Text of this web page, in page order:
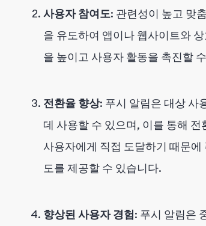
사용자 참여도: 관련성이 높고 맞
을 유도하여 앱이나 웹사이트와
을 높이고 사용자 활동을 촉진할
전환율 향상: 푸시 알림은 대상 사
데 사용할 수 있으며, 이를 통해
사용자에게 직접 도달하기 때문
도를 제공할 수 있습니다.
향상된 사용자 경험: 푸시 알림은